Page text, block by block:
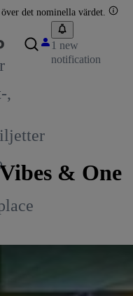
det nominella värdet.
,
1 new
notification
& One